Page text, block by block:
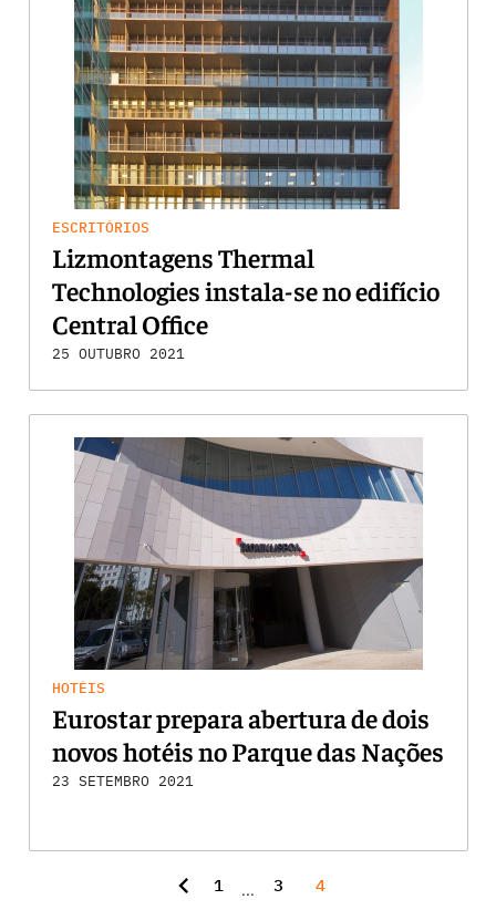
ESCRITÓRIOS
Lizmontagens Thermal
Technologies instala-se no edifício
Central Office
25 OUTUBRO 2021
HOTÉIS
Eurostar prepara abertura de dois
novos hotéis no Parque das Nações
23 SETEMBRO 2021
chevron_left 1 ... 3 4